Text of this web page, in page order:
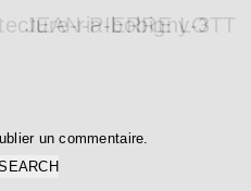
JEAN-PIERRE LOTT
ria-bobigny-3
un commentaire.